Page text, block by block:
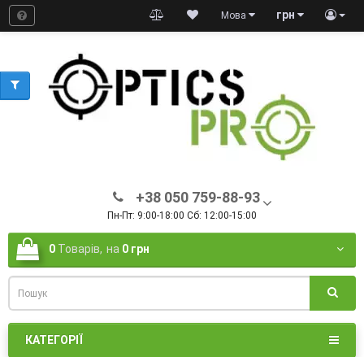
грн
Мова
+38 050 759-88-93
Пн-Пт: 9:00-18:00 Сб: 12:00-15:00
0 Товарів, на 0 грн
КАТЕГОРІЇ